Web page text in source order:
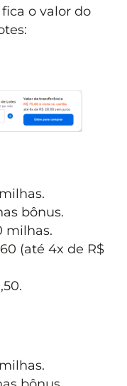
o valor do
bônus.
milhas.
(até 4x de R$